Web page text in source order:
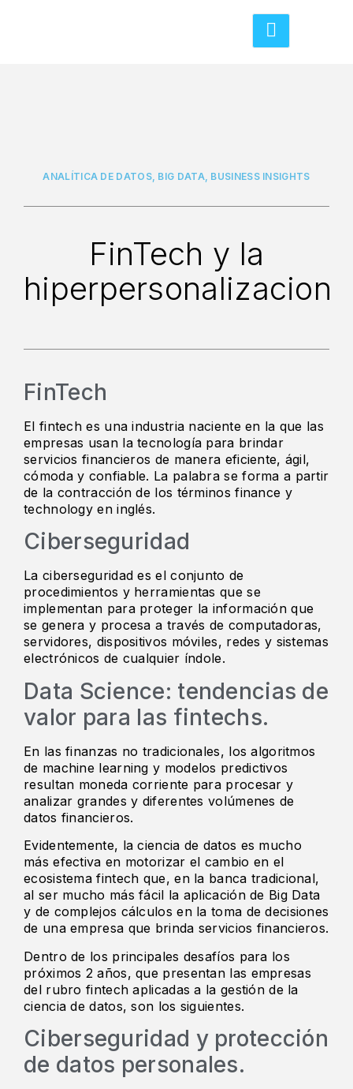
ANALÍTICA DE DATOS, BIG DATA, BUSINESS INSIGHTS
FinTech y la
hiperpersonalizacion
FinTech
El fintech es una industria naciente en la que las
empresas usan la tecnología para brindar
servicios financieros de manera eficiente, ágil,
cómoda y confiable. La palabra se forma a partir
de la contracción de los términos finance y
technology en inglés.
Ciberseguridad
La ciberseguridad es el conjunto de
procedimientos y herramientas que se
implementan para proteger la información que
se genera y procesa a través de computadoras,
servidores, dispositivos móviles, redes y sistemas
electrónicos de cualquier índole.
Data Science: tendencias de
valor para las fintechs.
En las finanzas no tradicionales, los algoritmos
de machine learning y modelos predictivos
resultan moneda corriente para procesar y
analizar grandes y diferentes volúmenes de
datos financieros.
Evidentemente, la ciencia de datos es mucho
más efectiva en motorizar el cambio en el
ecosistema fintech que, en la banca tradicional,
al ser mucho más fácil la aplicación de Big Data
y de complejos cálculos en la toma de decisiones
de una empresa que brinda servicios financieros.
Dentro de los principales desafíos para los
próximos 2 años, que presentan las empresas
del rubro fintech aplicadas a la gestión de la
ciencia de datos, son los siguientes.
Ciberseguridad y protección
de datos personales.